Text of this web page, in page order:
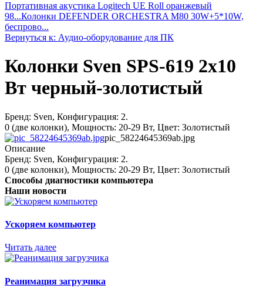
Портативная акустика Logitech UE Roll оранжевый
98...Колонки DEFENDER ORCHESTRA M80 30W+5*10W,
беспрово...
Вернуться к: Аудио-оборудование для ПК
Колонки Sven SPS-619 2x10
Вт черный-золотистый
Бренд: Sven, Конфигурация: 2.
0 (две колонки), Мощность: 20-29 Вт, Цвет: Золотистый
pic_58224645369ab.jpg
Описание
Бренд: Sven, Конфигурация: 2.
0 (две колонки), Мощность: 20-29 Вт, Цвет: Золотистый
Способы диагностики компьютера
Наши новости
Ускоряем компьютер
Читать далее
Реанимация загрузчика